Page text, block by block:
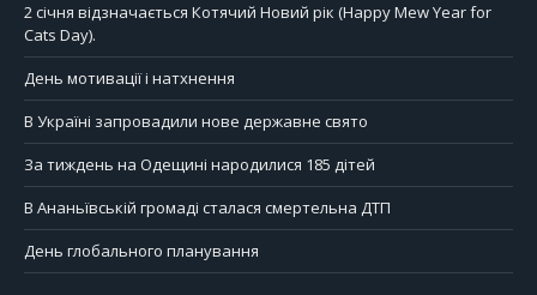
2 січня відзначається Котячий Новий рік (Happy Mew Year for
Cats Day).
День мотивації і натхнення
В Україні запровадили нове державне свято
За тиждень на Одещині народилися 185 дітей
В Ананьївській громаді сталася смертельна ДТП
День глобального планування